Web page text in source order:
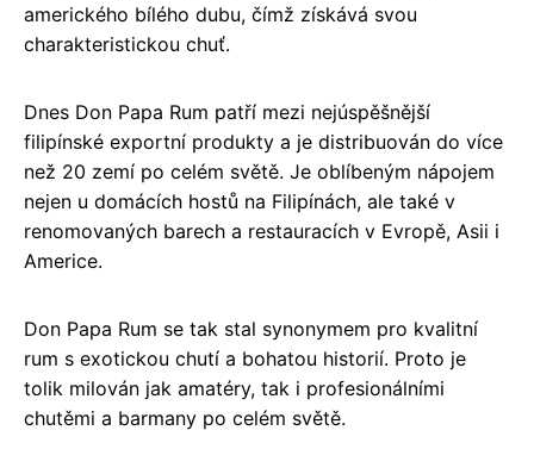
amerického bílého dubu, čímž získává svou
charakteristickou chuť.
Dnes Don Papa Rum patří mezi nejúspěšnější
filipínské exportní produkty a je distribuován do více
než 20 zemí po celém světě. Je oblíbeným nápojem
nejen u domácích hostů na Filipínách, ale také v
renomovaných barech a restauracích v Evropě, Asii i
Americe.
Don Papa Rum se tak stal synonymem pro kvalitní
rum s exotickou chutí a bohatou historií. Proto je
tolik milován jak amatéry, tak i profesionálními
chutěmi a barmany po celém světě.